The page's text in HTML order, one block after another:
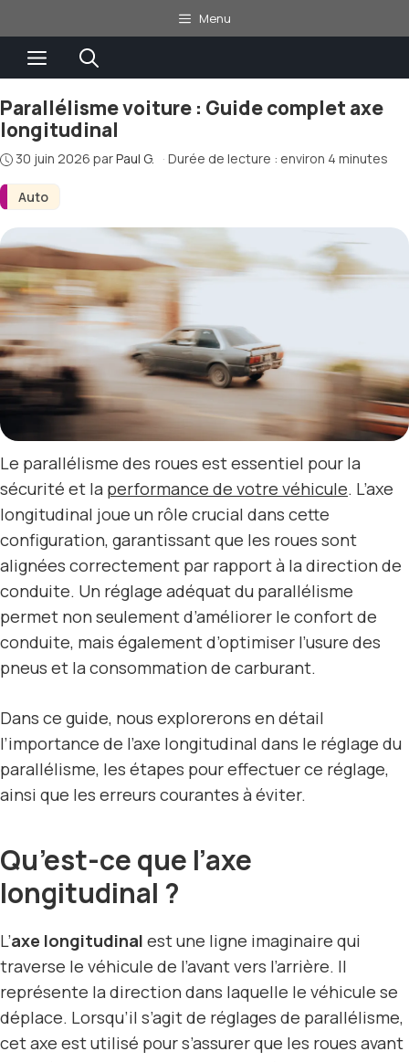
au
contenu
Menu
Menu
Auto
Parallélisme voiture : Guide complet axe
longitudinal
30 juin 2026 parPaul G. · Durée de lecture : environ 4 minutes
Le parallélisme des roues est essentiel pour la
sécurité et la performance de votre véhicule. L’axe
longitudinal joue un rôle crucial dans cette
configuration, garantissant que les roues sont
alignées correctement par rapport à la direction de
conduite. Un réglage adéquat du parallélisme
permet non seulement d’améliorer le confort de
conduite, mais également d’optimiser l’usure des
pneus et la consommation de carburant.
Dans ce guide, nous explorerons en détail
l’importance de l’axe longitudinal dans le réglage du
parallélisme, les étapes pour effectuer ce réglage,
ainsi que les erreurs courantes à éviter.
Qu’est-ce que l’axe
longitudinal ?
L’axe longitudinal est une ligne imaginaire qui
traverse le véhicule de l’avant vers l’arrière. Il
représente la direction dans laquelle le véhicule se
déplace. Lorsqu’il s’agit de réglages de parallélisme,
cet axe est utilisé pour s’assurer que les roues avant